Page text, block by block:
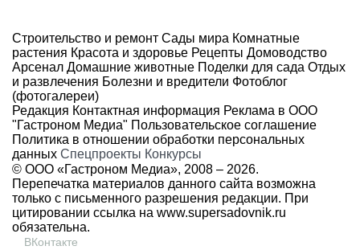
Строительство и ремонт Сады мира Комнатные
растения Красота и здоровье Рецепты Домоводство
Арсенал Домашние животные Поделки для сада Отдых
и развлечения Болезни и вредители Фотоблог
(фотогалереи)
Редакция Контактная информация Реклама в ООО
"Гастроном Медиа" Пользовательское соглашение
Политика в отношении обработки персональных
данных Спецпроекты Конкурсы
© ООО «Гастроном Медиа», 2008 – 2026.
Перепечатка материалов данного сайта возможна
только с письменного разрешения редакции. При
цитировании ссылка на www.supersadovnik.ru
обязательна.
ВКонтакте